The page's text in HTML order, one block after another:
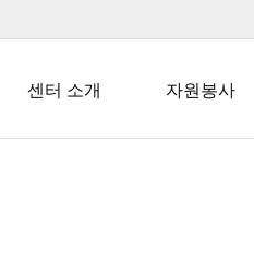
센터 소개 자원봉사